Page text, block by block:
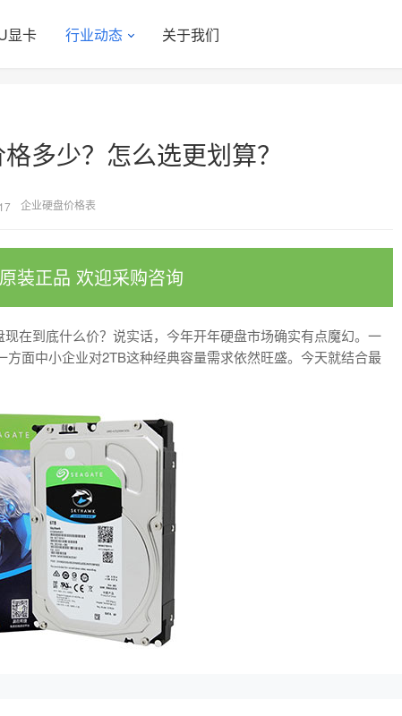
显卡 行业动态 关于我们
多少？怎么选更划算？
企业硬盘价格表
装正品 欢迎采购咨询
在到底什么价？说实话，今年开年硬盘市场确实有点魔幻。一
面中小企业对2TB这种经典容量需求依然旺盛。今天就结合最